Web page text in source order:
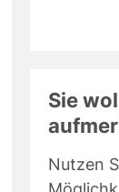
Sie
Nutzen